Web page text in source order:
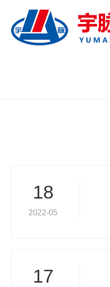
18
2022-05
17